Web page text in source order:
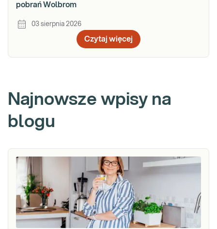
pobrań Wolbrom
03 sierpnia 2026
Czytaj więcej
Najnowsze wpisy na
blogu